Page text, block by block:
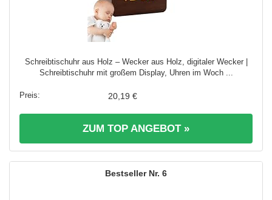
Schreibtischuhr aus Holz – Wecker aus Holz, digitaler Wecker |
Schreibtischuhr mit großem Display, Uhren im Woch ...
20,19 €
ZUM TOP ANGEBOT »
6